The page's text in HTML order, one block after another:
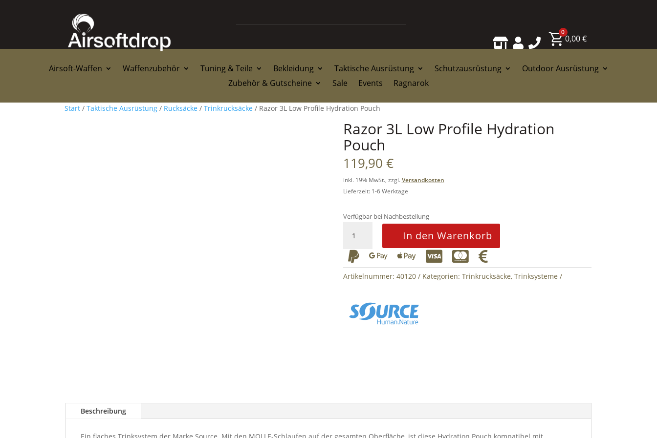
  
0
0,00€
Airsoft-Waffen Waffenzubehör Tuning & Teile Bekleidung Taktische Ausrüstung Schutzausrüstung
Outdoor Ausrüstung
Zubehör & Gutscheine
Sale Events Ragnarok
Start / Taktische Ausrüstung / Rucksäcke / Trinkrucksäcke / Razor 3L Low Profile Hydration Pouch
Razor 3L Low Profile Hydration
Pouch
119,90 €
inkl. 19% MwSt., zzgl.Versandkosten
Lieferzeit: 1-6 Werktage
Verfügbar bei Nachbestellung
Low
Profile
Hydration
In den Warenkorb
     
Artikelnummer: 40120 Kategorien: Trinkrucksäcke, Trinksysteme
Beschreibung